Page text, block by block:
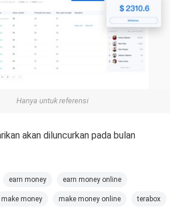
Hanya untuk referensi
akan diluncurkan pada bulan
earn money earn money online
make money make money online terabox